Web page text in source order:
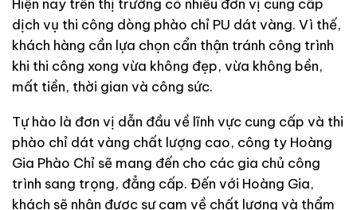
Hiện nay trên thị trường có nhiều đơn vị cung cấp
dịch vụ thi công dòng phào chỉ PU dát vàng. Vì thế,
khách hàng cần lựa chọn cẩn thận tránh công trình
khi thi công xong vừa không đẹp, vừa không bền,
mất tiền, thời gian và công sức.
Tự hào là đơn vị dẫn đầu về lĩnh vực cung cấp và thi
phào chỉ dát vàng chất lượng cao, công ty Hoàng
Gia Phào Chỉ sẽ mang đến cho các gia chủ công
trình sang trọng, đẳng cấp. Đến với Hoàng Gia,
khách sẽ nhận được sự cam về chất lượng và thẩm